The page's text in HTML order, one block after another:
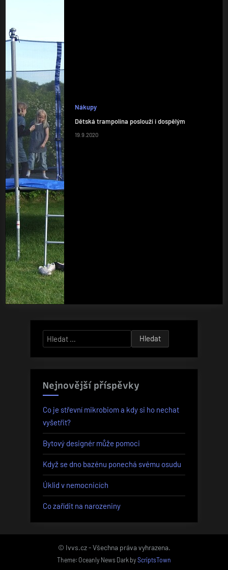
Nákupy
Dětská trampolína poslouží i dospělým
19.9.2020
Vyhledávání
Nejnovější příspěvky
Co je střevní mikrobiom a kdy si ho nechat
vyšetřit?
Bytový designér může pomoci
Když se dno bazénu ponechá svému osudu
Úklid v nemocnicích
Co zařídit na narozeniny
© Ivvs.cz - Všechna práva vyhrazena.
Theme: Oceanly News Dark byScriptsTown